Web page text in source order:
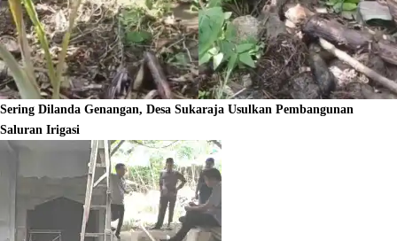
Sering Dilanda Genangan, Desa Sukaraja Usulkan Pembangunan
Saluran Irigasi